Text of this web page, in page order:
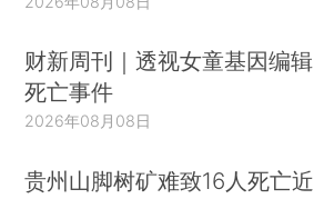
财新周刊｜透视女童基因编辑
死亡事件
2026年08月08日
贵州山脚树矿难致16人死亡近